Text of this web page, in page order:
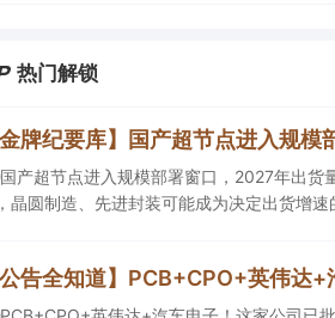
热门解锁
产超节点进入规模部署窗口，2027年出货
晶圆制造、先进封装可能成为决定出货增
送样验证逐步进入小批量应用，中低速率产品
产品正进入认证和导入阶段。